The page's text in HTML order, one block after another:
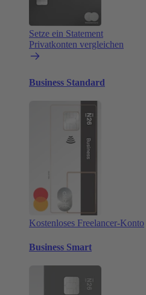
Setze ein Statement
Privatkonten vergleichen
Business Standard
Kostenloses Freelancer-Konto
Business Smart